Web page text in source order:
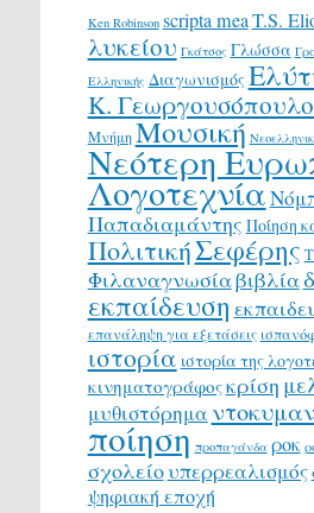
Ken Robinson scripta meaT.S.
λυκείου Γκάτσος Γλώσσα
Ελληνικής Διαγωνισμός
Κ.
ΜνήμηΜουσική
Νεότερη
Λογοτεχνία
Παπαδιαμάντης Ποίηση
ΠολιτικήΣεφέρης
Φιλαναγνωσίαβιβλία
εκπαίδευση
επανάληψη για εξετάσεις
ιστορία ιστορία της
κινηματογράφοςκρίση
μυθιστόρημα
ποίηση προπαγάνδα ροκ
σχολείουπερρεαλισμός
ψηφιακή εποχή